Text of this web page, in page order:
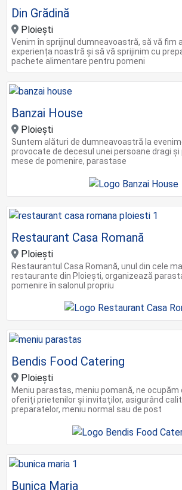
Din Grădină
Ploiești
Venim în sprijinul dumneavoastră, să vă fim
experiența noastră și să vă sprijinim cu
pachete alimentare pentru pomeni
Banzai House
Ploieşti
Suntem alături de dumneavoastră la
provocate de decesul unei persoane dragi
mese de pomenire, parastase
Restaurant Casa Romană
Ploieşti
Restaurantul Casa Romană, unul din cele
restaurante din Ploiești, organizează
pomenire în salonul propriu
Bendis Food Catering
Ploieşti
Meniu parastas, meniu pomană, ne ocupăm
oferiţi prietenilor şi invitaţilor, asigurând
preparatelor, meniu normal sau de post
Bunica Maria